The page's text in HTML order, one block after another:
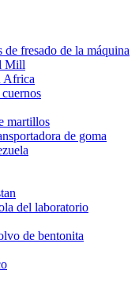
fresado de la máquina
Mill
Africa
martillos
de goma
del laboratorio
de bentonita